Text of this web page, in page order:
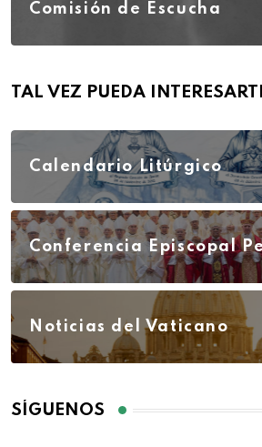
Comisión de Escucha
TAL VEZ PUEDA
Calendario Litúrgico
Conferencia Episcopal
Noticias del Vaticano
SÍGUENOS